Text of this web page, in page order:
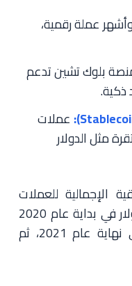
عملة رقمية،
بلوك تشين تدعم
ذكية.
عملات
مثل الدولار
الإجمالية للعملات
الرقمية من أقل من 200 مليار دولار في بداية عام 2020
إلى أكثر من 2 تريليون دولار في نهاية عام 2021، ثم